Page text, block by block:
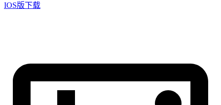
IOS版下载